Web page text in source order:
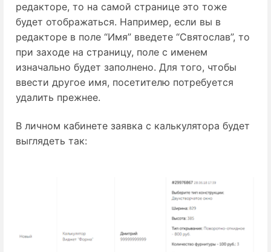
редакторе, то на самой странице это тоже
будет отображаться. Например, если вы в
редакторе в поле “Имя” введете “Святослав”, то
при заходе на страницу, поле с именем
изначально будет заполнено. Для того, чтобы
ввести другое имя, посетителю потребуется
удалить прежнее.
В личном кабинете заявка с калькулятора будет
выглядеть так: